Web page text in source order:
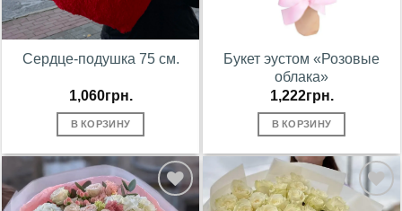
Сердце-подушка 75 см.
1,060грн.
В КОРЗИНУ
Букет эустом «Розовые
облака»
1,222грн.
В КОРЗИНУ